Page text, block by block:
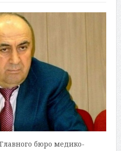
бюро медико-